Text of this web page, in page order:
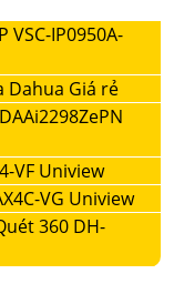
VSC-IP0950A-
Dahua Giá rẻ
VF Uniview
VG Uniview
360 DH-